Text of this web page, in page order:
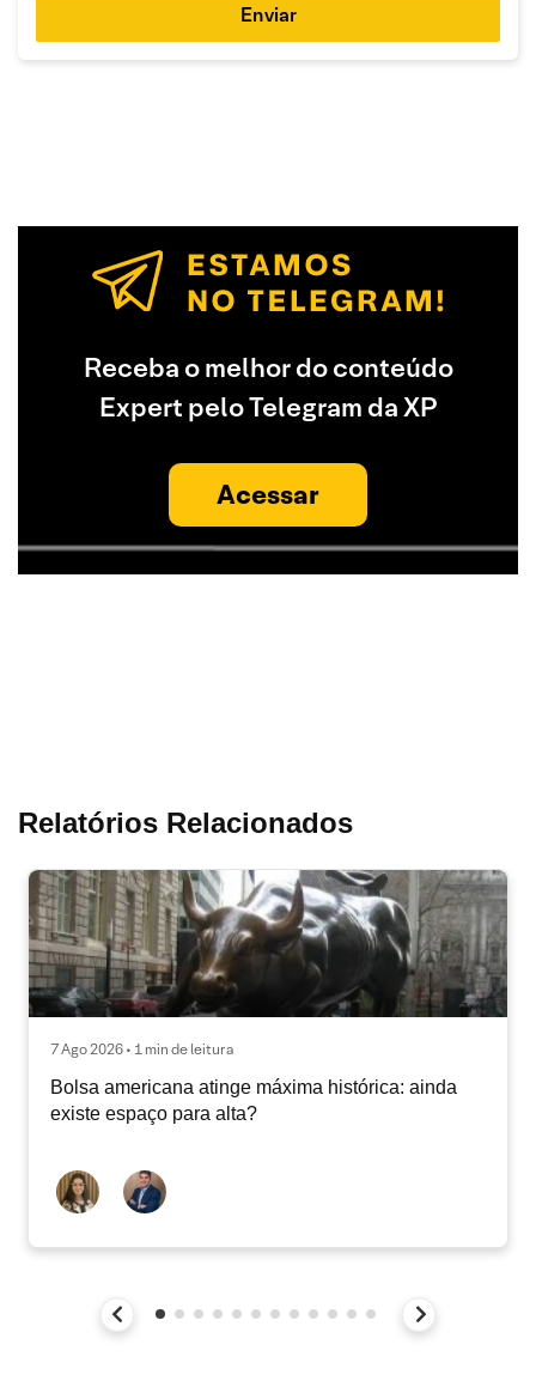
Enviar
Receba o melhor do conteúdo
Expert pelo Telegram da XP
Acessar
Relatórios Relacionados
7 Ago 2026 • 1 min de leitura
Bolsa americana atinge máxima histórica: ainda
existe espaço para alta?